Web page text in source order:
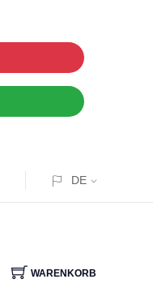
DE
WARENKORB